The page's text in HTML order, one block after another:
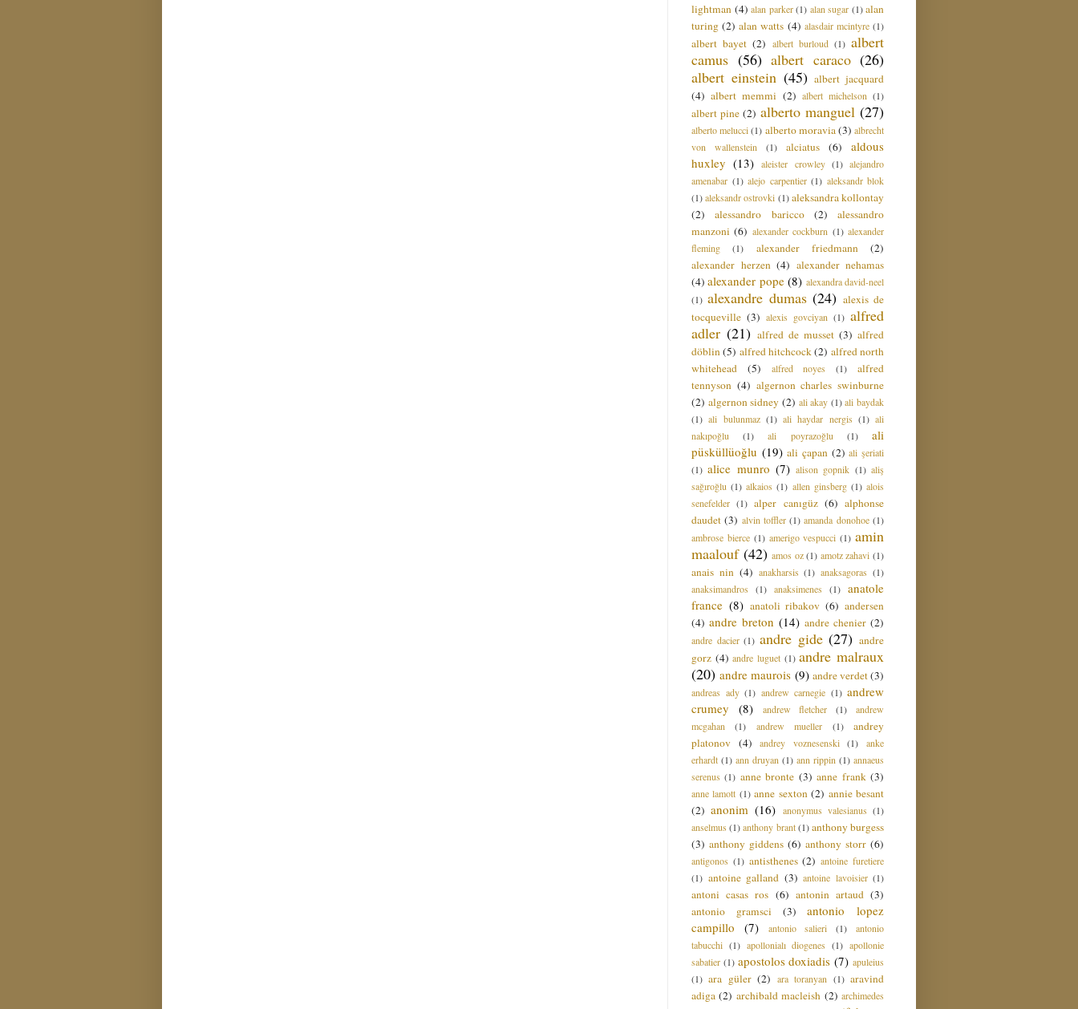
lightman (4) alan parker (1) alan sugar (1) alan
turing (2) alan watts (4) alasdair mcintyre (1)
albert bayet (2) albert burloud (1) albert
camus (56) albert caraco (26)
albert einstein (45) albert jacquard
(4) albert memmi (2) albert michelson (1)
albert pine (2) alberto manguel (27)
alberto melucci (1) alberto moravia (3) albrecht
von wallenstein
(1) alciatus (6)
aldous
huxley (13) aleister crowley (1) alejandro
amenabar (1) alejo carpentier (1) aleksandr blok
(1) aleksandr ostrovki (1) aleksandra kollontay
(2)
alessandro baricco (2)
alessandro
manzoni (6) alexander cockburn (1) alexander
fleming
(1) alexander friedmann
(2)
alexander herzen (4) alexander nehamas
(4) alexander pope (8) alexandra david-neel
(1) alexandre dumas (24) alexis de
tocqueville (3) alexis govciyan (1) alfred
adler (21) alfred de musset (3) alfred
döblin (5) alfred hitchcock(2) alfred north
whitehead
(5) alfred noyes (1)
alfred
tennyson (4) algernon charles swinburne
(2) algernon sidney (2) ali akay (1) ali baydak
(1) ali bulunmaz (1) ali haydar nergis (1) ali
nakıpoğlu
(1) ali poyrazoğlu (1)
ali
püsküllüoğlu (19) ali çapan (2) ali şeriati
(1) alice munro (7) alison gopnik (1) aliş
sağıroğlu (1) alkaios (1) allen ginsberg (1) alois
senefelder (1) alper canıgüz (6) alphonse
daudet (3) alvin toffler (1) amanda donohoe (1)
ambrose bierce (1) amerigo vespucci (1) amin
maalouf (42) amos oz (1) amotz zahavi (1)
anais nin (4) anakharsis (1) anaksagoras (1)
anaksimandros
(1) anaksimenes (1) anatole
france (8) anatoli ribakov (6) andersen
(4) andre breton (14) andre chenier (2)
andre dacier (1) andre gide (27) andre
gorz (4) andre luguet (1) andre malraux
(20) andre maurois (9) andre verdet(3)
andreas ady (1) andrew carnegie (1) andrew
crumey
(8) andrew fletcher (1)
andrew
mcgahan
(1) andrew mueller (1)
andrey
platonov (4) andrey voznesenski (1)
anke
erhardt (1) ann druyan (1) ann rippin (1) annaeus
serenus (1) anne bronte (3) anne frank (3)
anne lamott (1) anne sexton (2) annie besant
(2) anonim (16) anonymus valesianus (1)
anselmus (1) anthony brant (1) anthony burgess
(3) anthony giddens (6) anthony storr (6)
antigonos (1) antisthenes (2) antoine furetiere
(1) antoine galland (3) antoine lavoisier (1)
antoni casas ros (6) antonin artaud (3)
antonio gramsci
(3)
antonio lopez
campillo
(7) antonio salieri (1)
antonio
tabucchi (1) apollonialı diogenes (1) apollonie
sabatier (1) apostolos doxiadis (7) apuleius
(1) ara güler (2) ara toranyan (1) aravind
adiga (2) archibald macleish (2) archimedes